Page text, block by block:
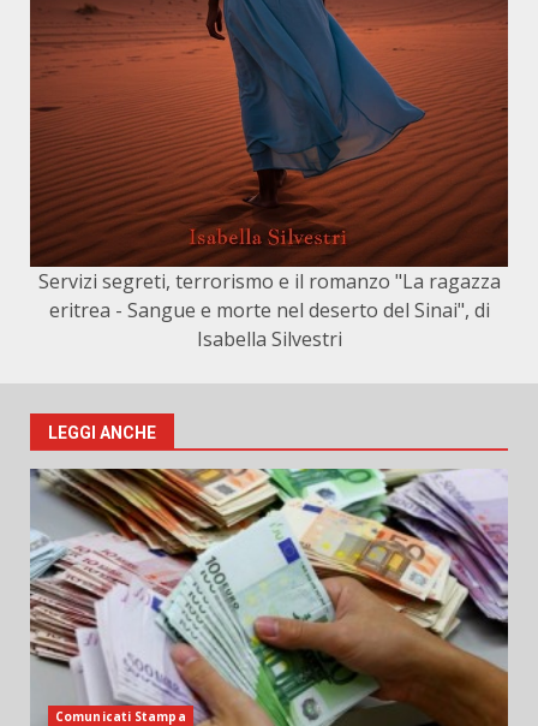
Servizi segreti, terrorismo e il romanzo "La ragazza
eritrea - Sangue e morte nel deserto del Sinai", di
Isabella Silvestri
LEGGI ANCHE
Comunicati Stampa